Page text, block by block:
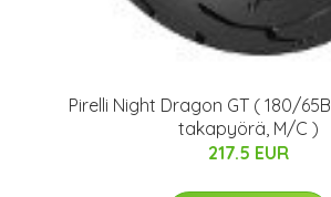
Pirelli Night Dragon GT ( 180/
takapyörä, M/C )
217.5 EUR